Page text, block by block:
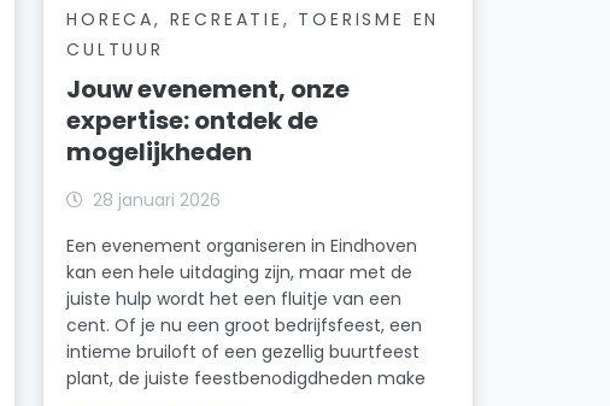
HORECA, RECREATIE, TOERISME EN
CULTUUR
Jouw evenement, onze
expertise: ontdek de
mogelijkheden
28 januari 2026
Een evenement organiseren in Eindhoven
kan een hele uitdaging zijn, maar met de
juiste hulp wordt het een fluitje van een
cent. Of je nu een groot bedrijfsfeest, een
intieme bruiloft of een gezellig buurtfeest
plant, de juiste feestbenodigdheden make